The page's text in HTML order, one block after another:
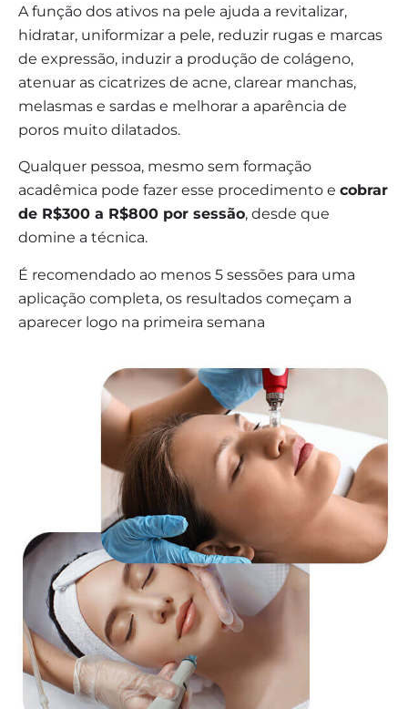
A função dos ativos na pele ajuda a revitalizar,
hidratar, uniformizar a pele, reduzir rugas e marcas
de expressão, induzir a produção de colágeno,
atenuar as cicatrizes de acne, clarear manchas,
melasmas e sardas e melhorar a aparência de
poros muito dilatados.
Qualquer pessoa, mesmo sem formação
acadêmica pode fazer esse procedimento e cobrar
de R$300 a R$800 por sessão, desde que
domine a técnica.
É recomendado ao menos 5 sessões para uma
aplicação completa, os resultados começam a
aparecer logo na primeira semana